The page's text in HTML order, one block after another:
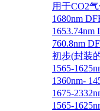
用于CO2
1680nm
760.8nm
初步(封装
1565-
1360nm-
1675-
1565-